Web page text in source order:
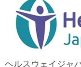
ヘルスウェイジャ